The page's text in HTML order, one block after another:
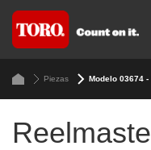
Piezas Modelo 03674 -